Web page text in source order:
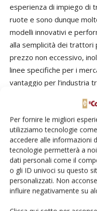
Per fornire le migliori
utilizziamo tecnologie
accedere alle informazioni
tecnologie permetterà a
dati personali come il
o gli ID univoci su questo
personalizzati. Non
influire negativamente su
esperienza di impiego di
ruote e sono dunque
modelli innovativi e
alla semplicità dei
prezzo non eccessivo,
linee specifiche per i
vantaggio per l’industria
*** *** ***
Un primato nelle cabine
La Antonio Carraro ha
nuovi T Major per riportare